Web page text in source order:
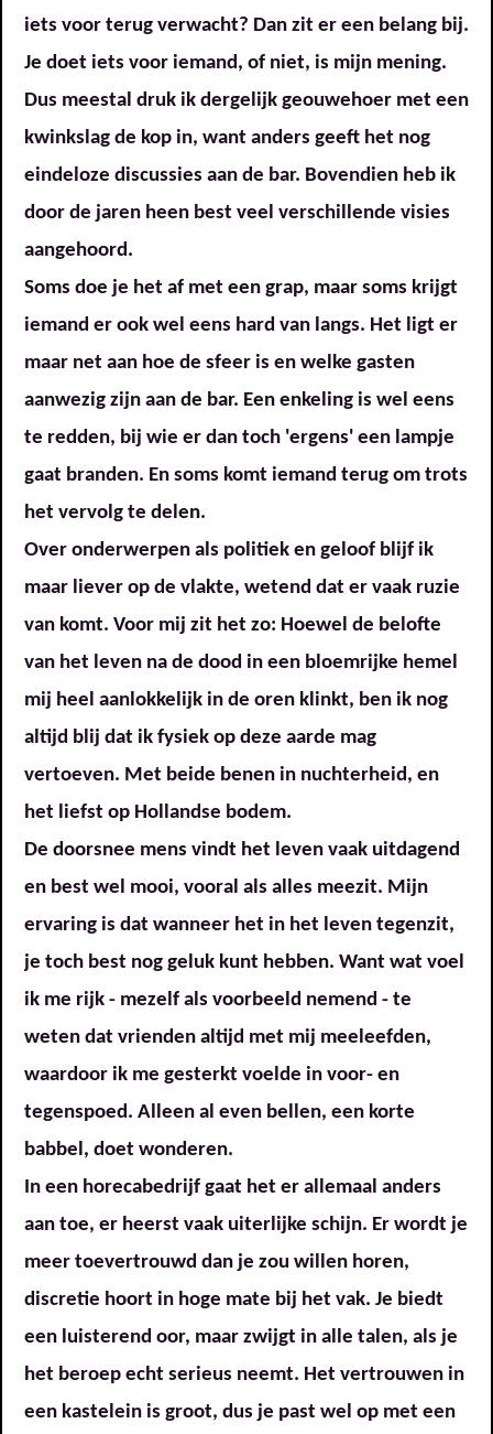
iets voor terug verwacht? Dan zit er een belang bij.
Je doet iets voor iemand, of niet, is mijn mening.
Dus meestal druk ik dergelijk geouwehoer met een
kwinkslag de kop in, want anders geeft het nog
eindeloze discussies aan de bar. Bovendien heb ik
door de jaren heen best veel verschillende visies
aangehoord.
Soms doe je het af met een grap, maar soms krijgt
iemand er ook wel eens hard van langs. Het ligt er
maar net aan hoe de sfeer is en welke gasten
aanwezig zijn aan de bar. Een enkeling is wel eens
te redden, bij wie er dan toch 'ergens' een lampje
gaat branden. En soms komt iemand terug om trots
het vervolg te delen.
Over onderwerpen als politiek en geloof blijf ik
maar liever op de vlakte, wetend dat er vaak ruzie
van komt. Voor mij zit het zo: Hoewel de belofte
van het leven na de dood in een bloemrijke hemel
mij heel aanlokkelijk in de oren klinkt, ben ik nog
altijd blij dat ik fysiek op deze aarde mag
vertoeven. Met beide benen in nuchterheid, en
het liefst op Hollandse bodem.
De doorsnee mens vindt het leven vaak uitdagend
en best wel mooi, vooral als alles meezit. Mijn
ervaring is dat wanneer het in het leven tegenzit,
je toch best nog geluk kunt hebben. Want wat voel
ik me rijk - mezelf als voorbeeld nemend - te
weten dat vrienden altijd met mij meeleefden,
waardoor ik me gesterkt voelde in voor- en
tegenspoed. Alleen al even bellen, een korte
babbel, doet wonderen.
In een horecabedrijf gaat het er allemaal anders
aan toe, er heerst vaak uiterlijke schijn. Er wordt je
meer toevertrouwd dan je zou willen horen,
discretie hoort in hoge mate bij het vak. Je biedt
een luisterend oor, maar zwijgt in alle talen, als je
het beroep echt serieus neemt. Het vertrouwen in
een kastelein is groot, dus je past wel op met een